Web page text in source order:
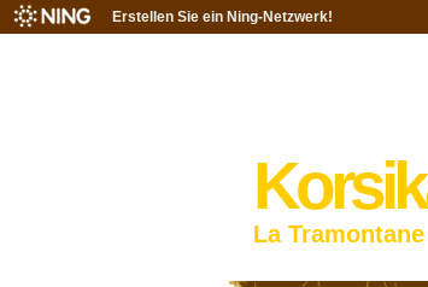
Erstellen Sie ein Ning-Netzwerk!
La